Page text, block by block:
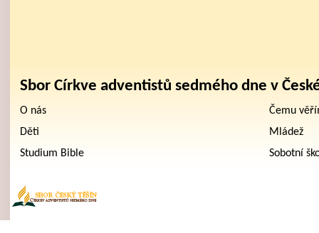
Sbor Církve adventistů sedmého dne v
O nás
Čemu
Děti
Mládež
Studium Bible
Sobotní